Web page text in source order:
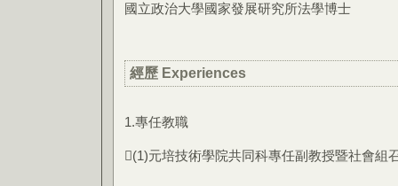
國立政治大學國家發展研究所法學博士
經歷 Experiences
1.專任教職
(1)元培技術學院共同科專任副教授暨社會組